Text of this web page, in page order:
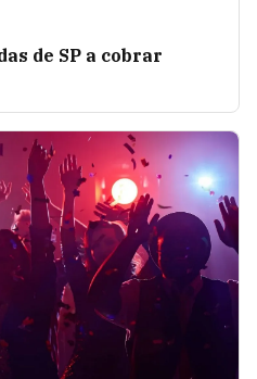
de SP a cobrar